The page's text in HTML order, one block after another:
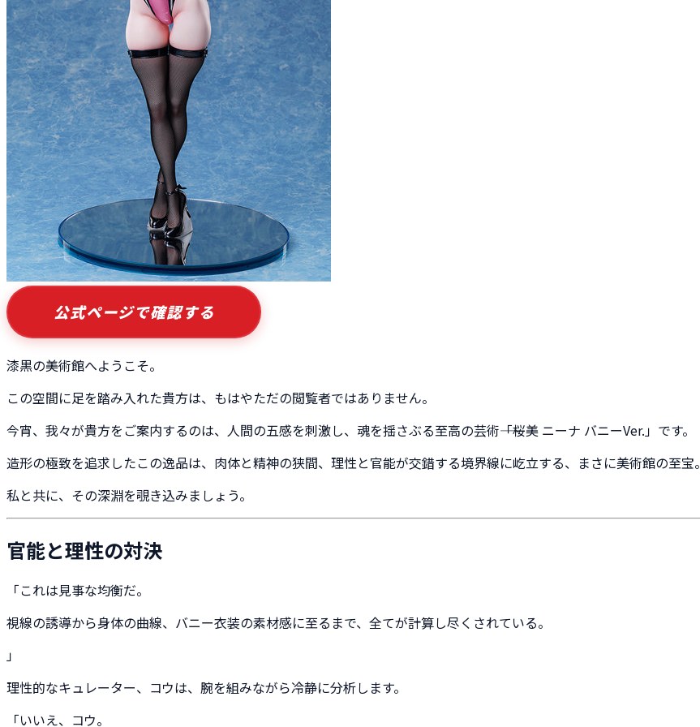
公式ページで確認する
漆黒の美術館へようこそ。
この空間に足を踏み入れた貴方は、もはやただの閲覧者ではありません。
今宵、我々が貴方をご案内するのは、人間の五感を刺激し、魂を揺さぶる至高の芸術――「桜美 ニーナ バニーVer.」です。
造形の極致を追求したこの逸品は、肉体と精神の狭間、理性と官能が交錯する境界線に屹立する、まさに美術館の至宝。
私と共に、その深淵を覗き込みましょう。
官能と理性の対決
「これは見事な均衡だ。
視線の誘導から身体の曲線、バニー衣装の素材感に至るまで、全てが計算し尽くされている。
」
理性的なキュレーター、コウは、腕を組みながら冷静に分析します。
「いいえ、コウ。